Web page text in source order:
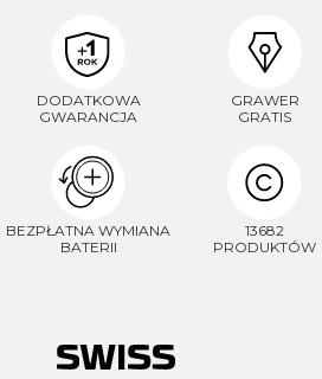
DODATKOWA
GWARANCJA
GRAWER
GRATIS
BEZPŁATNA WYMIANA
BATERII
13682
PRODUKTÓW